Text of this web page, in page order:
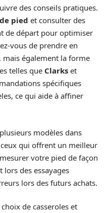
des conseils pratiques.
pied et consulter des
de départ pour optimiser
vous de prendre en
également la forme
telles que Clarks et
spécifiques
ce qui aide à affiner
modèles dans
qui offrent un meilleur
votre pied de façon
lors des essayages
lors des futurs achats.
de casseroles et